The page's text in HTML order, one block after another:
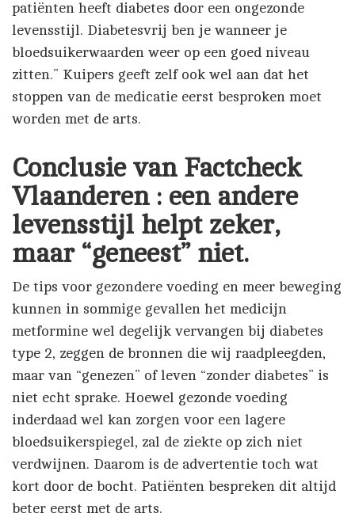
patiënten heeft diabetes door een ongezonde
levensstijl. Diabetesvrij ben je wanneer je
bloedsuikerwaarden weer op een goed niveau
zitten.” Kuipers geeft zelf ook wel aan dat het
stoppen van de medicatie eerst besproken moet
worden met de arts.
Conclusie van Factcheck
Vlaanderen : een andere
levensstijl helpt zeker,
maar “geneest” niet.
De tips voor gezondere voeding en meer beweging
kunnen in sommige gevallen het medicijn
metformine wel degelijk vervangen bij diabetes
type 2, zeggen de bronnen die wij raadpleegden,
maar van “genezen” of leven “zonder diabetes” is
niet echt sprake. Hoewel gezonde voeding
inderdaad wel kan zorgen voor een lagere
bloedsuikerspiegel, zal de ziekte op zich niet
verdwijnen. Daarom is de advertentie toch wat
kort door de bocht. Patiënten bespreken dit altijd
beter eerst met de arts.